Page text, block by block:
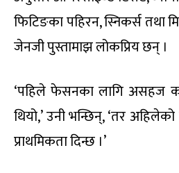
फिटिङका पहिरन, स्निकर्स तथा
जेनजी पुस्तामाझ लोकप्रिय छन् ।
‘पहिले फेसनका लागि असहज
थियो,’ उनी भन्छिन्, ‘तर
प्राथमिकता दिन्छ ।’